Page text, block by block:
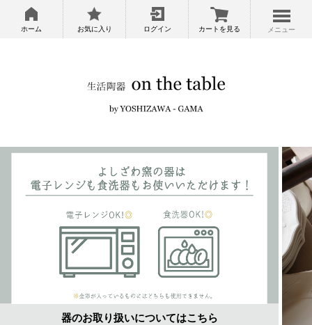
ホーム お気に入り ログイン カートを見る メニュー
器のお取り扱いについてはこちら